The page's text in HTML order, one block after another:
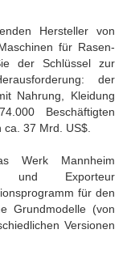
Hersteller von
für Rasen-
der Schlüssel zur
der
Nahrung, Kleidung
Beschäftigten
ca. 37 Mrd. US$.
Werk Mannheim
und Exporteur
für den
Grundmodelle (von
Versionen